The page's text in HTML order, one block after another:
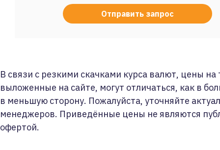
В связи с резкими скачками курса валют, цены на
выложенные на сайте, могут отличаться, как в
в меньшую сторону. Пожалуйста, уточняйте
менеджеров. Приведённые цены не являются
офертой.